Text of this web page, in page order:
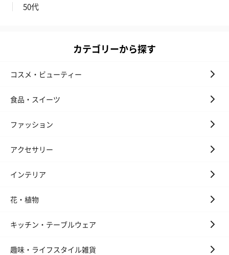
50代
カテゴリーから探す
コスメ・ビューティー
食品・スイーツ
ファッション
アクセサリー
インテリア
花・植物
キッチン・テーブルウェア
趣味・ライフスタイル雑貨